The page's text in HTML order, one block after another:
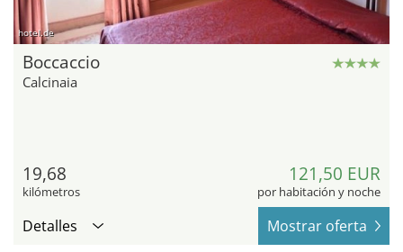
hotel.de
Boccaccio
Calcinaia
19,68
kilómetros
121,50 EUR
por habitación y noche
Detalles Mostrar oferta